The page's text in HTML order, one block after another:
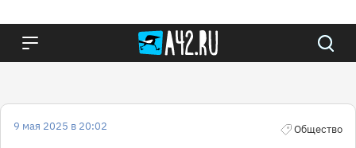
9 мая 2025 в 20:02 Общество